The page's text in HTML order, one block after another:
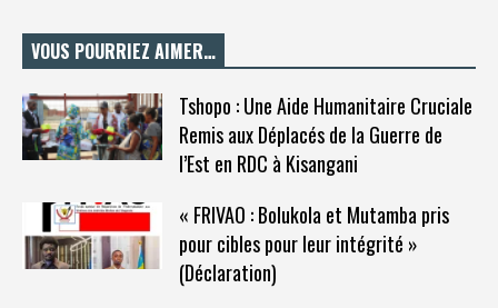
VOUS POURRIEZ AIMER…
Tshopo : Une Aide Humanitaire Cruciale
Remis aux Déplacés de la Guerre de
l’Est en RDC à Kisangani
« FRIVAO : Bolukola et Mutamba pris
pour cibles pour leur intégrité »
(Déclaration)